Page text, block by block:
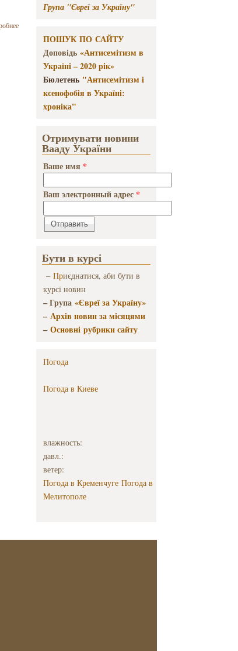
о Завтра, 14
розпочинається
Всеукраїнський
робіт «Історія і
Група "Євреї за Україну"
ПОШУК ПО САЙТУ
Доповідь «Антисемітизм в
Україні – 2020 рік»
Бюлетень "Антисемітизм і
ксенофобія в Україні:
хроніка"
Отримувати новини
Вааду України
Ваше имя *
Ваш электронный адрес *
Бути в курсі
– Приєднатися, аби бути в
курсі новин
– Група «Євреї за Україну»
–Архів новин за місяцями
–Основні рубрики сайту
Погода
Погода в Киеве
влажность:
давл.:
ветер:
Погода в Кременчуге Погода в
Мелитополе